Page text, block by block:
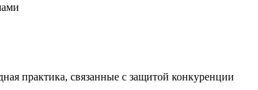
практика, связанные с защитой конкуренции